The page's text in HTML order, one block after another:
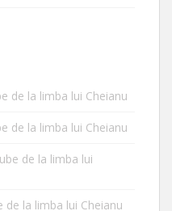
de la limba lui Cheianu
de la limba lui Cheianu
de la limba lui
de la limba lui Cheianu